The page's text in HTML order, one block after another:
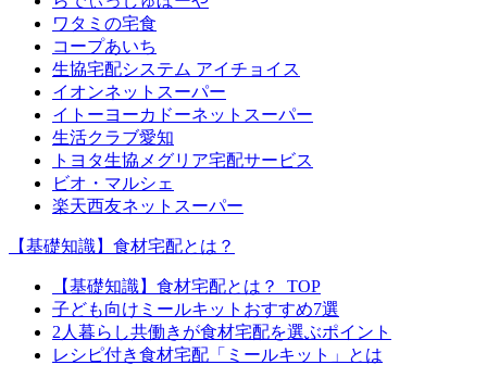
ワタミの宅食
コープあいち
生協宅配システム アイチョイス
イオンネットスーパー
イトーヨーカドーネットスーパー
生活クラブ愛知
トヨタ生協メグリア宅配サービス
ビオ・マルシェ
楽天西友ネットスーパー
【基礎知識】食材宅配とは？
【基礎知識】食材宅配とは？_TOP
子ども向けミールキットおすすめ7選
2人暮らし共働きが食材宅配を選ぶポイント
レシピ付き食材宅配「ミールキット」とは